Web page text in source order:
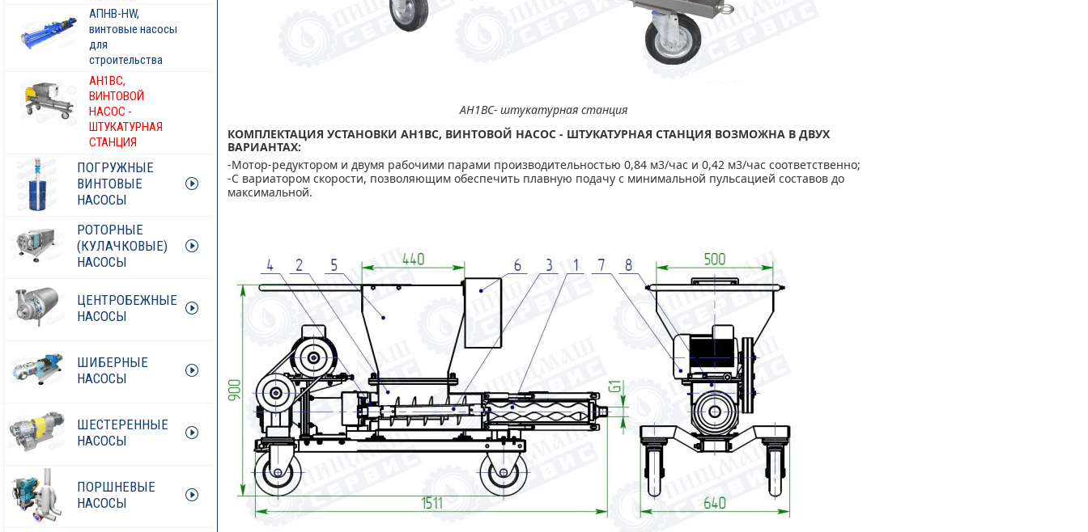
АПНВ-HW,
винтовые насосы
для
строительства
АН1ВС,
ВИНТОВОЙ
НАСОС -
ШТУКАТУРНАЯ
СТАНЦИЯ
ПОГРУЖНЫЕ
ВИНТОВЫЕ
НАСОСЫ
РОТОРНЫЕ
(КУЛАЧКОВЫЕ)
НАСОСЫ
ЦЕНТРОБЕЖНЫЕ
НАСОСЫ
ШИБЕРНЫЕ
НАСОСЫ
ШЕСТЕРЕННЫЕ
НАСОСЫ
ПОРШНЕВЫЕ
НАСОСЫ
АН1ВС- штукатурная станция
КОМПЛЕКТАЦИЯ УСТАНОВКИ АН1ВС, ВИНТОВОЙ НАСОС - ШТУКАТУРНАЯ СТАНЦИЯ ВОЗМОЖНА В ДВУХ
ВАРИАНТАХ:
-Мотор-редуктором и двумя рабочими парами производительностью 0,84 м3/час и 0,42 м3/час соответственно;
-С вариатором скорости, позволяющим обеспечить плавную подачу с минимальной пульсацией составов до
максимальной.